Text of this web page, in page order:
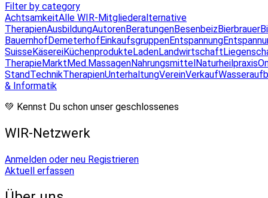
Filter by category
AchtsamkeitAlle WIR-Mitgliederalternative
TherapienAusbildungAutorenBeratungenBesenbeizBierbrauer
BauernhofDemeterhofEinkaufsgruppenEntspannung
SuisseKäsereiKüchenprodukteLadenLandwirtschaft
TherapieMarktMed.MassagenNahrungsmittelNaturheilpraxis
StandTechnikTherapienUnterhaltungVereinVerkauf
& Informatik
💚 Kennst Du schon unser geschlossenes
WIR-Netzwerk
Anmelden oder neu Registrieren
Aktuell erfassen